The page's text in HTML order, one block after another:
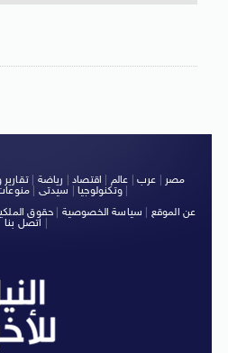
مصر عرب عالم اقتصاد رياضة |
وتكنولوجيا| سيدتى
|
عن الموقع
سياسة الخصوصية حقوق
اتصل بنا